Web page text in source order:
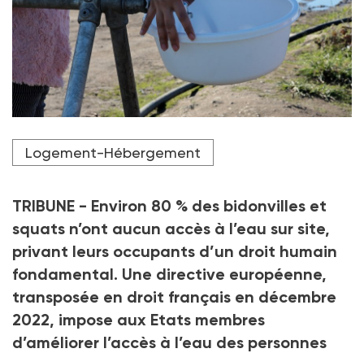
Crédit photo DR
Logement-Hébergement
TRIBUNE - Environ 80 % des bidonvilles et
squats n’ont aucun accès à l’eau sur site,
privant leurs occupants d’un droit humain
fondamental. Une directive européenne,
transposée en droit français en décembre
2022, impose aux Etats membres
d’améliorer l’accès à l’eau des personnes